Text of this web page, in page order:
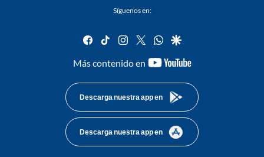
Síguenos en:
facebook
tiktok instagram
twitterwhatsapp
google
Más contenido en
youtube-
Descarga nuestra app en
Descarga nuestra app en